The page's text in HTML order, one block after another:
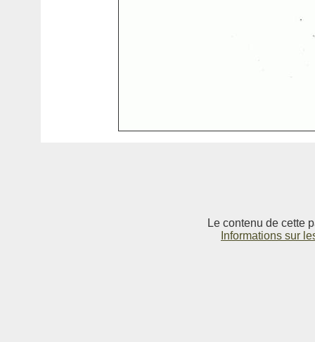
Le contenu de cette
Informations sur